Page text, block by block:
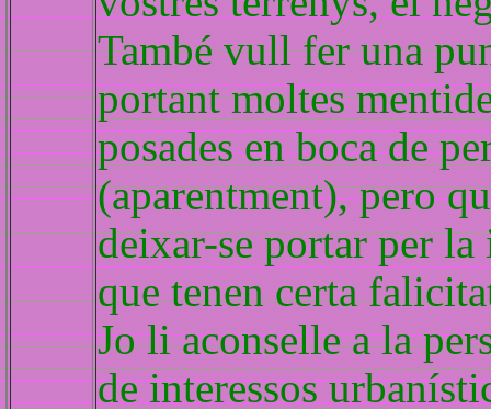
També vull fer una
portant moltes
posades en boca de
(aparentment), pero
deixar-se portar per la
que tenen certa
Jo li aconselle a la
de interessos